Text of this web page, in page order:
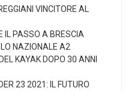
VINCITORE AL
IL PASSO A BRESCIA
NAZIONALE A2
KAYAK DOPO 30 ANNI
23 2021: IL FUTURO